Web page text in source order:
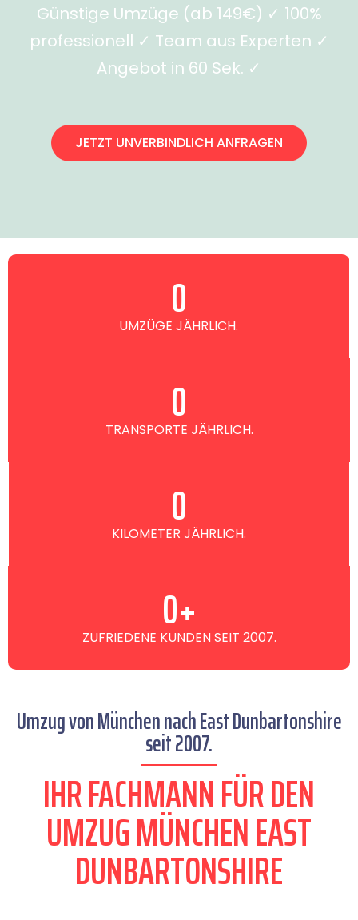
Günstige Umzüge (ab 149€) ✓ 100%
professionell ✓ Team aus Experten ✓
Angebot in 60 Sek. ✓
JETZT UNVERBINDLICH ANFRAGEN
UMZÜGE JÄHRLICH.
0
TRANSPORTE JÄHRLICH.
0
KILOMETER JÄHRLICH.
0
ZUFRIEDENE KUNDEN SEIT 2007.
0+
Umzug von München nach East Dunbartonshire
seit 2007.
IHR FACHMANN FÜR DEN
UMZUG MÜNCHEN EAST
DUNBARTONSHIRE